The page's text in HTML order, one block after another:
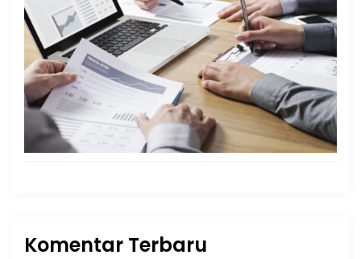
Komentar Terbaru